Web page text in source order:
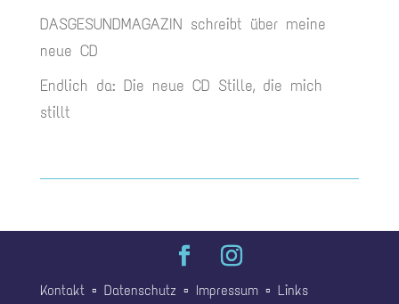
DASGESUNDMAGAZIN schreibt über meine
neue CD
Endlich da: Die neue CD Stille, die mich
stillt
Kontakt▫ Datenschutz ▫ Impressum▫ Links